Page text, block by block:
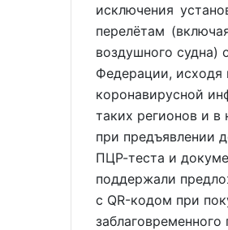
исключения
перелётам
воздушного
Федерации, исходя
коронавирусной
таких регионов и в
при предъявлении
ПЦР-теста и
поддержали
с QR-кодом при
заблаговременного